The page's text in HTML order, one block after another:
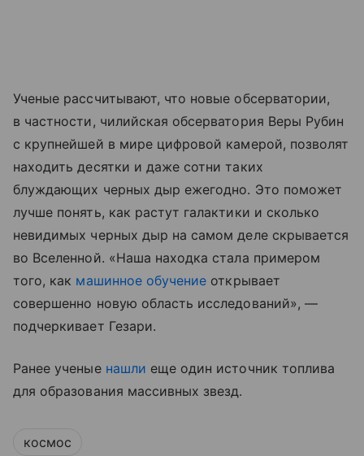
Ученые рассчитывают, что новые обсерватории,
в частности, чилийская обсерватория Веры Рубин
с крупнейшей в мире цифровой камерой, позволят
находить десятки и даже сотни таких
блуждающих черных дыр ежегодно. Это поможет
лучше понять, как растут галактики и сколько
невидимых черных дыр на самом деле скрывается
во Вселенной. «Наша находка стала примером
того, как машинное обучение открывает
совершенно новую область исследований», —
подчеркивает Гезари.
Ранее ученые нашли еще один источник топлива
для образования массивных звезд.
космос